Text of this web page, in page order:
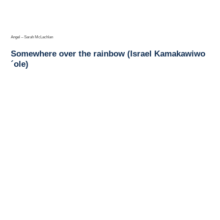
Angel – Sarah McLachlan
Somewhere over the rainbow (Israel Kamakawiwo
´ole)